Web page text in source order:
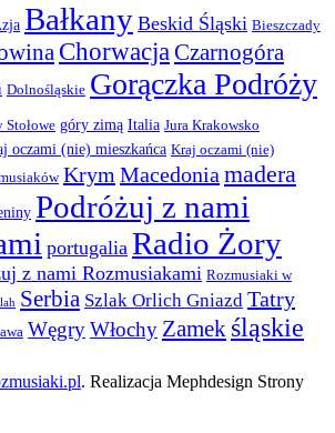
Bałkany Beskid Śląski Bieszczady
ChorwacjaCzarnogóra
Dolnośląskie Gorączka Podróży
Stołowe góry zimą Italia Jura Krakowsko
oczami (nie) mieszkańca Kraj oczami (nie)
Krym Macedonia madera
Podróżuj z nami
portugalia Radio Żory
z nami Rozmusiakami Rozmusiaki w
Serbia Szlak Orlich Gniazd Tatry
WęgryWłochy Zamek śląskie
. Realizacja Mephdesign Strony